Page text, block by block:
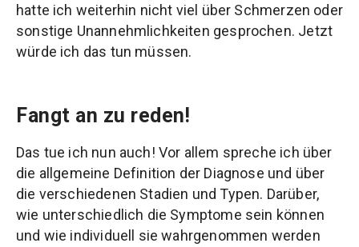
hatte ich weiterhin nicht viel über Schmerzen oder
sonstige Unannehmlichkeiten gesprochen. Jetzt
würde ich das tun müssen.
Fangt an zu reden!
Das tue ich nun auch! Vor allem spreche ich über
die allgemeine Definition der Diagnose und über
die verschiedenen Stadien und Typen. Darüber,
wie unterschiedlich die Symptome sein können
und wie individuell sie wahrgenommen werden